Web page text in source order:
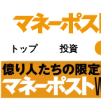
トップ 投資